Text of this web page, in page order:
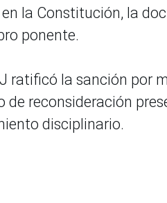
la Constitución, la
ponente.
ratificó la sanción por
de reconsideración
disciplinario.